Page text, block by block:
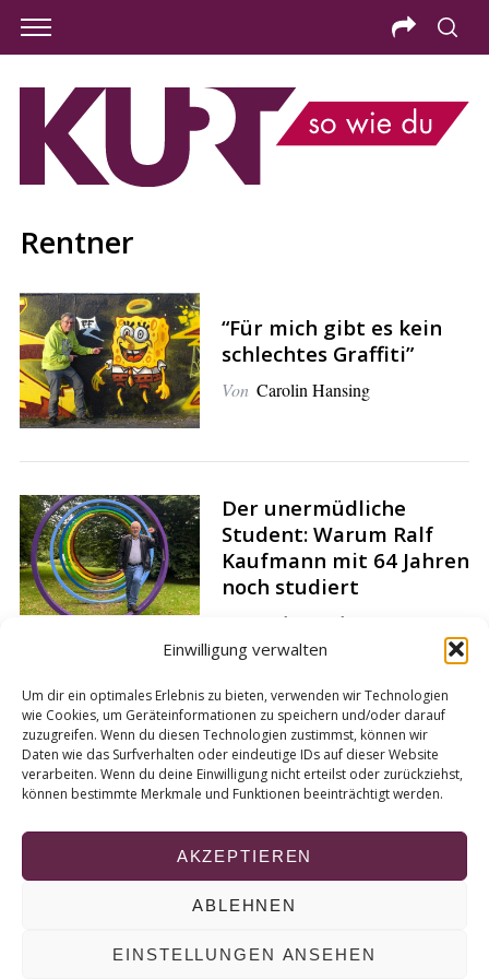
Einwilligung verwalten
Um dir ein optimales Erlebnis zu bieten, verwenden wir Technologien
wie Cookies, um Geräteinformationen zu speichern und/oder darauf
zuzugreifen. Wenn du diesen Technologien zustimmst, können wir
Daten wie das Surfverhalten oder eindeutige IDs auf dieser Website
verarbeiten. Wenn du deine Einwilligung nicht erteilst oder zurückziehst,
können bestimmte Merkmale und Funktionen beeinträchtigt werden.
AKZEPTIEREN
ABLEHNEN
EINSTELLUNGEN ANSEHEN
Rentner
“Für mich gibt es kein
schlechtes Graffiti”
Von Carolin Hansing
Der unermüdliche
Student: Warum Ralf
Kaufmann mit 64 Jahren
noch studiert
Michele Mühlig
“Die Jugend von heute”
– war früher wirklich
alles besser?
a
r
c
h
f
o